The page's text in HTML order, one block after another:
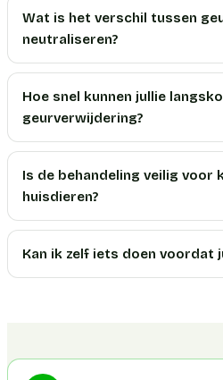
Wat is het verschil tussen
neutraliseren?
Hoe snel kunnen jullie
geurverwijdering?
Is de behandeling veilig voor
huisdieren?
Kan ik zelf iets doen voordat